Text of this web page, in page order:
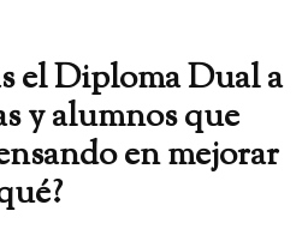
el Diploma Dual a
y alumnos que
en mejorar